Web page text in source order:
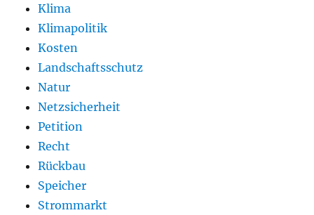
Klima
Klimapolitik
Kosten
Landschaftsschutz
Natur
Netzsicherheit
Petition
Recht
Rückbau
Speicher
Strommarkt